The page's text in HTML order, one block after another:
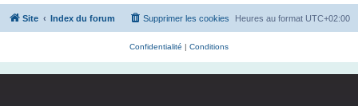
Site Index du forum Heures au format UTC+02:00
Supprimer les cookies
Confidentialité Conditions